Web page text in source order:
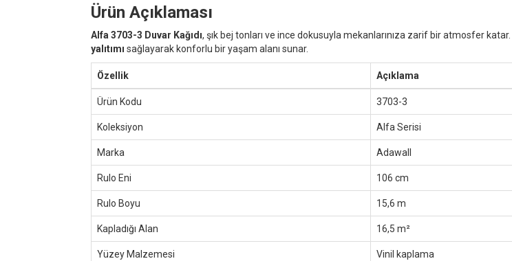
Ürün Açıklaması
Alfa 3703-3 Duvar Kağıdı, şık bej tonları ve ince dokusuyla mekanlarınıza zarif bir atmosfer katar.
yalıtımı sağlayarak konforlu bir yaşam alanı sunar.
Özellik Açıklama
Ürün Kodu 3703-3
Koleksiyon Alfa Serisi
Marka Adawall
Rulo Eni 106 cm
Rulo Boyu 15,6 m
Kapladığı Alan 16,5 m²
Yüzey Malzemesi Vinil kaplama